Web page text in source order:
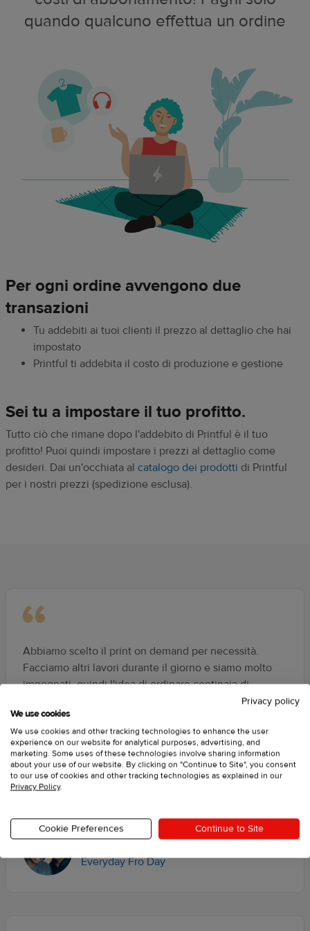
quando qualcuno effettua un ordine
Per ogni ordine avvengono due
transazioni
Tu addebiti ai tuoi clienti il prezzo al dettaglio che hai
impostato
Printful ti addebita il costo di produzione e gestione
Sei tu a impostare il tuo profitto.
Tutto ciò che rimane dopo l'addebito di Printful è il tuo
profitto! Puoi quindi impostare i prezzi al dettaglio come
desideri. Dai un'occhiata al catalogo dei prodotti di Printful
per i nostri prezzi (spedizione esclusa).
Abbiamo scelto il print on demand per necessità.
Facciamo altri lavori durante il giorno e siamo molto
impegnati, quindi l'idea di ordinare centinaia di
prodotti era fuori questione. E comunque non
avevamo lo spazio per lo stoccaggio, quindi sembrava
la soluzione migliore per noi. Non dobbiamo tenere
nessun inventario. Possiamo provare tante grafiche,
senza dover ordinare grandi quantità e senza quantità
minime obbligatorie. Printful ha reso tutto molto più
Everyday Fro Day
Privacy policy
We use cookies
We use cookies and other tracking technologies to enhance the user
experience on our website for analytical purposes, advertising, and
marketing. Some uses of these technologies involve sharing information
about your use of our website. By clicking on "Continue to Site", you consent
to our use of cookies and other tracking technologies as explained in our
Privacy Policy.
Cookie Preferences Continue to Site